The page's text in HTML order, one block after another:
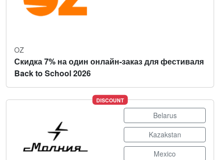
OZ
Скидка 7% на один онлайн-заказ для фестиваля
Back to School 2026
DISCOUNT
Belarus
Kazakstan
Mexico